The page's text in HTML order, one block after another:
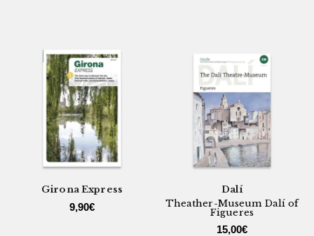
Girona Express
9,90€
Dalí
Theather-Museum Dalí of
Figueres
15,00€